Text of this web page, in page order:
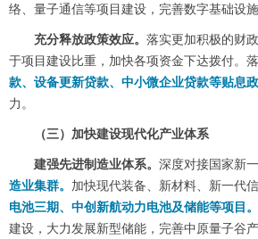
络、量子通信等项目建设，完善数字基础设施
充分释放政策效应。 落实更加积极的财
于项目建设比重，加快各项资金下达拨付。
款、设备更新贷款、中小微企业贷款等贴息政
力。
（三）加快建设现代化产业体系
建强先进制造业体系。 深度对接国家新
造业集群。 加快现代装备、新材料、新一代
电池三期、中创新航动力电池及储能等项目
建设，大力发展新型储能，完善中原量子谷产